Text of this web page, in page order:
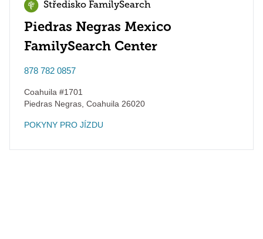
Středisko FamilySearch
Piedras Negras Mexico
FamilySearch Center
878 782 0857
Coahuila #1701
Piedras Negras Coahuila 26020
POKYNY PRO JÍZDU